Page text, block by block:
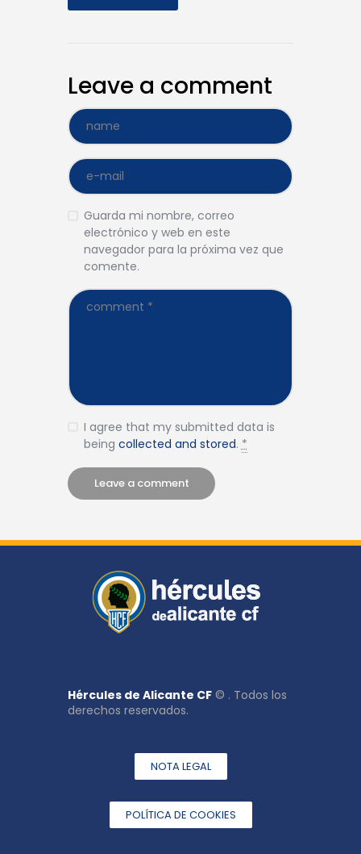
Leave a comment
Guarda mi nombre, correo
electrónico y web en este
navegador para la próxima vez que
comente.
I agree that my submitted data is
being collected and stored. *
Hércules de Alicante CF © . Todos los
derechos reservados.
NOTA LEGAL
POLÍTICA DE COOKIES